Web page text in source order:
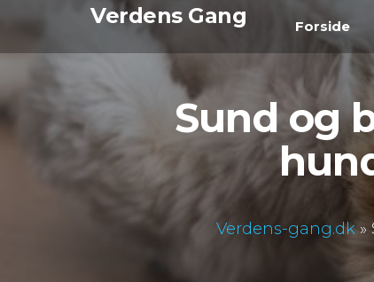
Verdens Gang Forside
Sund og
Verdens-gang.dk»